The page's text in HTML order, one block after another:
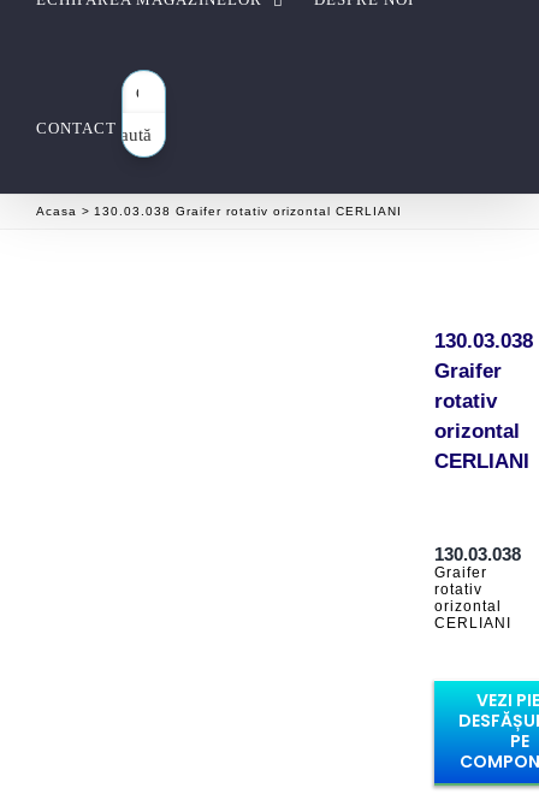
CONTACTCaută
Acasa 130.03.038 Graifer rotativ orizontal CERLIANI
130.03.038
Graifer
rotativ
orizontal
CERLIANI
130.03.038
Graifer
rotativ
orizontal
CERLIANI
VEZI
PE